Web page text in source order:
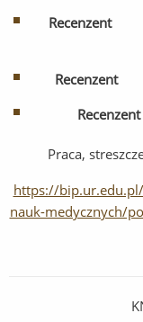
Recenzent
Recenzent
Praca,
https://
nauk-medycznych/